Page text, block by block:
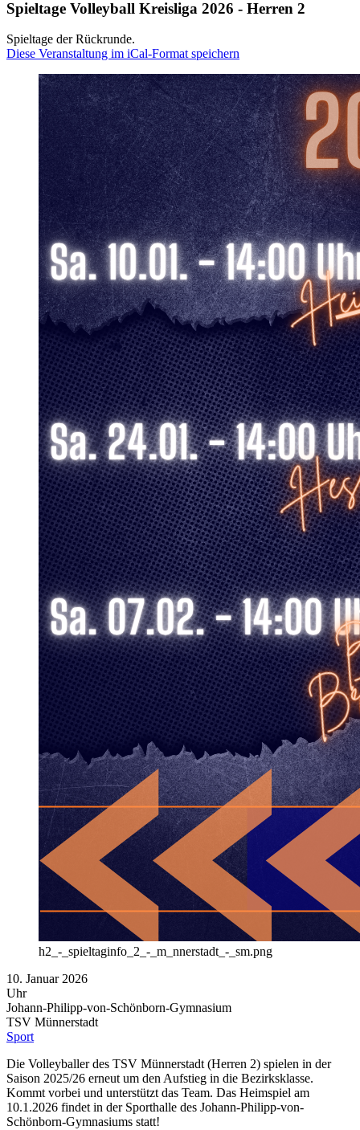
Spieltage Volleyball Kreisliga 2026 - Herren 2
Spieltage der Rückrunde.
Diese Veranstaltung im iCal-Format speichern
h2_-_spieltaginfo_2_-_m_nnerstadt_-_sm.png
10. Januar 2026
Uhr
Johann-Philipp-von-Schönborn-Gymnasium
TSV Münnerstadt
Sport
Die Volleyballer des TSV Münnerstadt (Herren 2) spielen in der
Saison 2025/26 erneut um den Aufstieg in die Bezirksklasse.
Kommt vorbei und unterstützt das Team. Das Heimspiel am
10.1.2026 findet in der Sporthalle des Johann-Philipp-von-
Schönborn-Gymnasiums statt!